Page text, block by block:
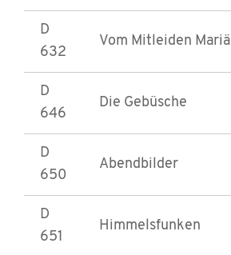
D
632
Vom Mitleiden Mariä
D
646
Die Gebüsche
D
650
Abendbilder
D
651
Himmelsfunken